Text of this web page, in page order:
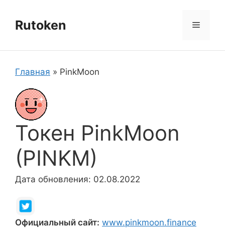
содержимому
Rutoken Меню
Главная » PinkMoon
Токен PinkMoon
(PINKM)
Дата обновления: 02.08.2022
Официальный сайт: www.pinkmoon.finance